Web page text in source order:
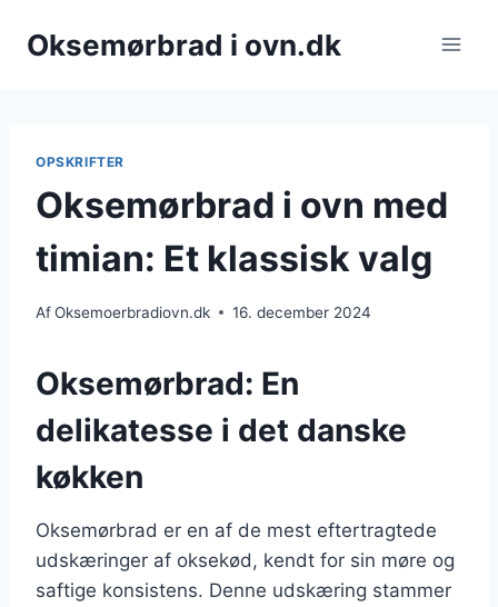
Oksemørbrad i ovn.dk
OPSKRIFTER
Oksemørbrad i ovn med
timian: Et klassisk valg
AfOksemoerbradiovn.dk 16. december 2024
Oksemørbrad: En
delikatesse i det danske
køkken
Oksemørbrad er en af de mest eftertragtede
udskæringer af oksekød, kendt for sin møre og
saftige konsistens. Denne udskæring stammer